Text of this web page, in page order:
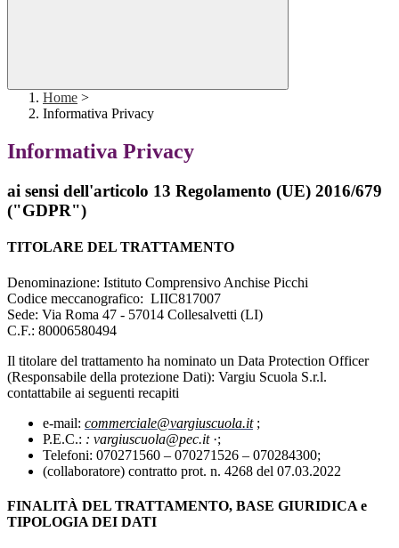
Home >
Informativa Privacy
Informativa Privacy
ai sensi dell'articolo 13 Regolamento (UE) 2016/679
("GDPR")
TITOLARE DEL TRATTAMENTO
Denominazione: Istituto Comprensivo Anchise Picchi
Codice meccanografico: LIIC817007
Sede: Via Roma 47 - 57014 Collesalvetti (LI)
C.F.: 80006580494
Il titolare del trattamento ha nominato un Data Protection Officer
(Responsabile della protezione Dati): Vargiu Scuola S.r.l.
contattabile ai seguenti recapiti
e-mail: commerciale@vargiuscuola.it;
P.E.C.: : vargiuscuola@pec.it·;
Telefoni: 070271560 – 070271526 – 070284300;
(collaboratore) contratto prot. n. 4268 del 07.03.2022
FINALITÀ DEL TRATTAMENTO, BASE GIURIDICA e
TIPOLOGIA DEI DATI